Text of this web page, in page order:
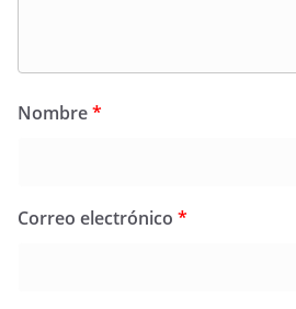
Nombre*
Correo electrónico *